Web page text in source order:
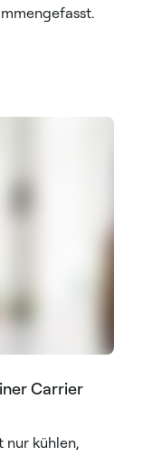
Carrier
nur kühlen,